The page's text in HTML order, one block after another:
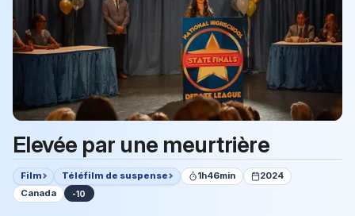
Elevée par une meurtrière
Film Téléfilm de suspense 1h46min
2024
Canada
-10